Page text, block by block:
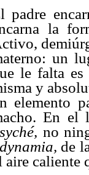
padre
la
un
le falta es
y
elemento
En el
no
de
aire caliente